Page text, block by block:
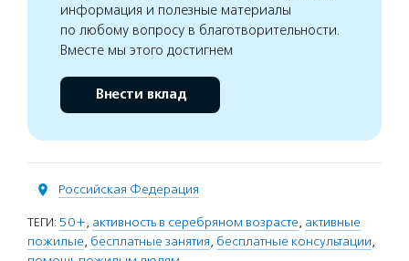
информация и полезные материалы
по любому вопросу в благотворительности.
Вместе мы этого достигнем
Внести вклад
Российская Федерация
ТЕГИ: 50+, активность в серебряном возрасте, активные
пожилые, бесплатные занятия, бесплатные консультации,